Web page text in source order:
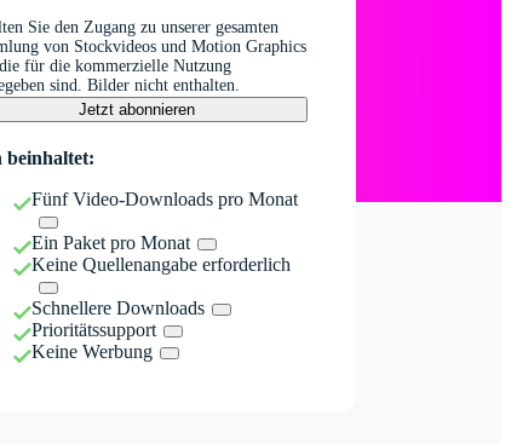
Sie den Zugang zu unserer gesamten
von Stockvideos und Motion Graphics
für die kommerzielle Nutzung
sind. Bilder nicht enthalten.
Jetzt abonnieren
beinhaltet:
Fünf Video-Downloads pro Monat
Ein Paket pro Monat
Keine Quellenangabe erforderlich
Schnellere Downloads
Prioritätssupport
Keine Werbung